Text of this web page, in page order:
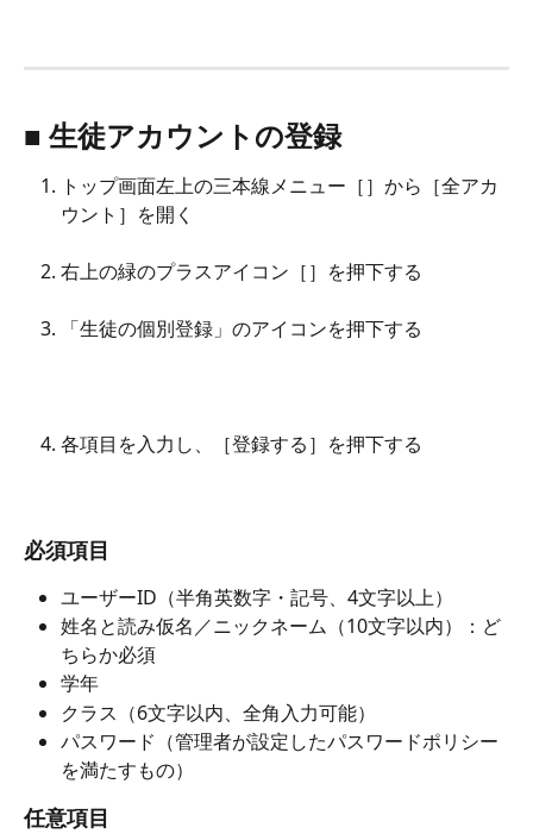
■ 生徒アカウントの登録
トップ画面左上の三本線メニュー［］から［全アカ
ウント］を開く
右上の緑のプラスアイコン［］を押下する
「生徒の個別登録」のアイコンを押下する
各項目を入力し、［登録する］を押下する
必須項目
ユーザーID（半角英数字・記号、4文字以上）
姓名と読み仮名／ニックネーム（10文字以内）：ど
ちらか必須
学年
クラス（6文字以内、全角入力可能）
パスワード（管理者が設定したパスワードポリシー
を満たすもの）
任意項目